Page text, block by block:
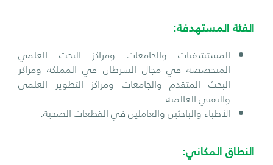
الفئة المستهدفة:
المستشفيات والجامعات ومراكز البحث العلمي
المتخصصة في مجال السرطان في المملكة ومراكز
البحث المتقدم والجامعات ومراكز التطوير العلمي
والتقني العالمية.
الأطباء والباحثين والعاملين في القطعات الصحية.
النطاق المكاني: